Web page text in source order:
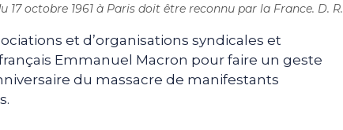
octobre 1961 à Paris doit être reconnu par la France. D. R.
et d’organisations syndicales et
Emmanuel Macron pour faire un geste
du massacre de manifestants